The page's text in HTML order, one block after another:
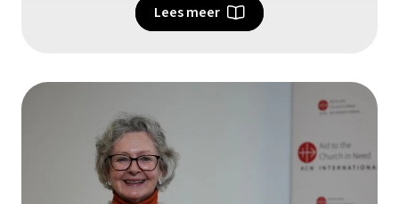
Lees meer